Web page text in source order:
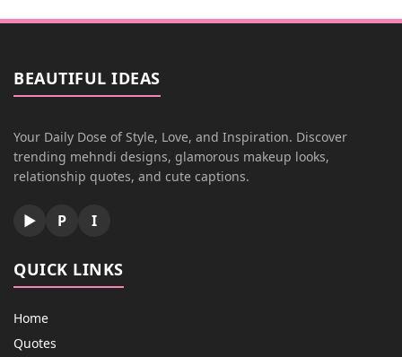
BEAUTIFUL IDEAS
Your Daily Dose of Style, Love, and Inspiration. Discover
trending mehndi designs, glamorous makeup looks,
relationship quotes, and cute captions.
▶ P I
QUICK LINKS
Home
Quotes